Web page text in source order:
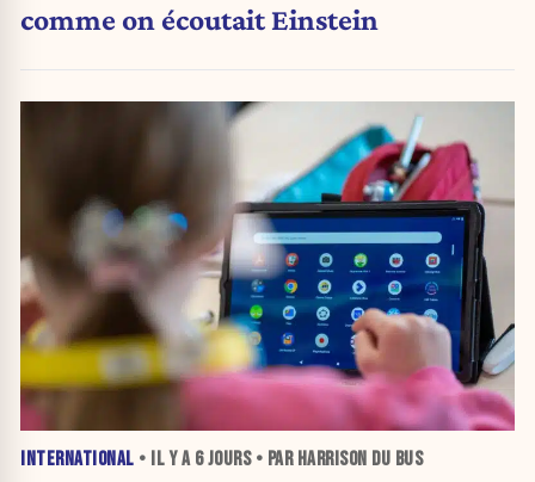
comme on écoutait Einstein
INTERNATIONAL • IL Y A 6 JOURS• PAR HARRISON DU BUS